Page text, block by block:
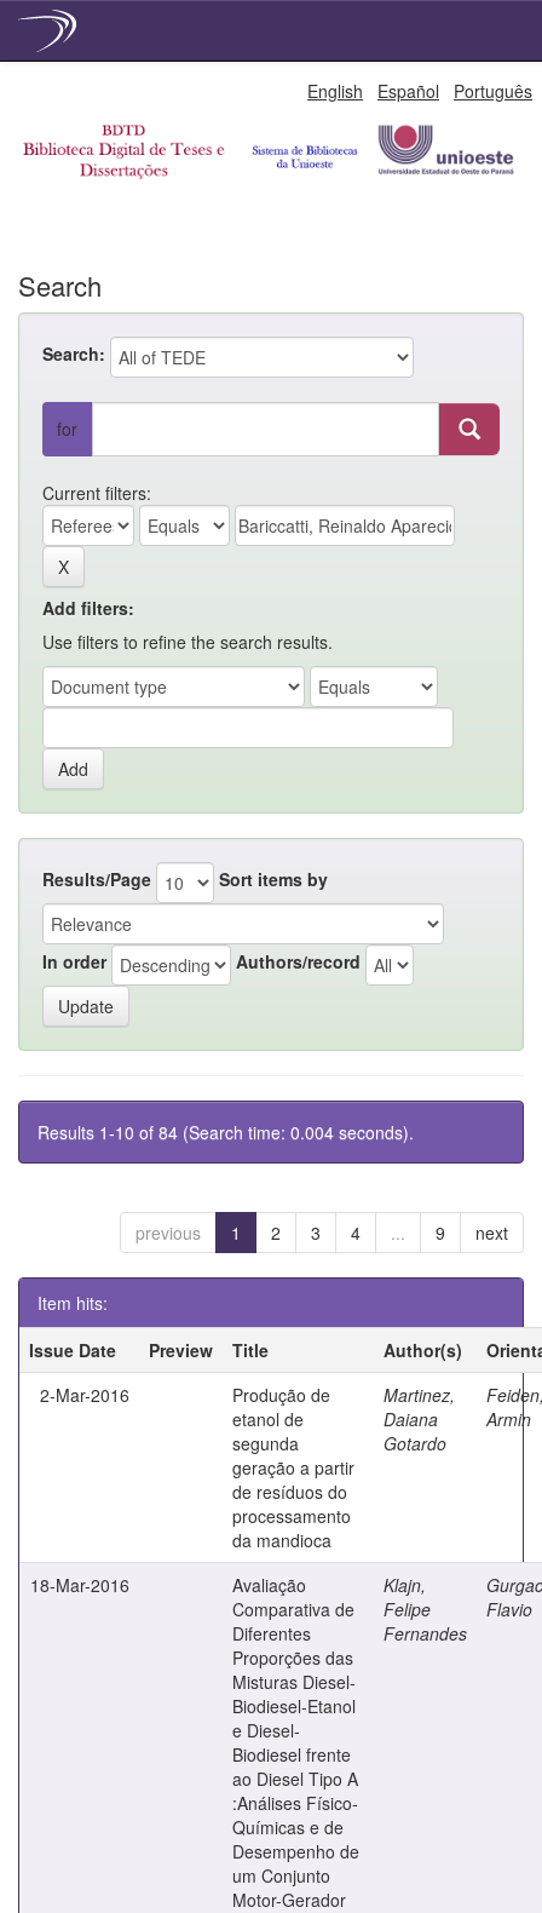
English Español Português
Search
Search:
for
Current filters:
Add filters:
Use filters to refine the search results.
Results/Page Sort items by
In order Authors/record
Results 1-10 of 84 (Search time: 0.004 seconds).
previous 1 2 3 4 ... 9 next
Item hits:
Issue Date
Preview Title Author(s)
2-Mar-2016
Produção de
etanol de
segunda
geração a partir
de resíduos do
processamento
da mandioca
Martinez,
Daiana
Gotardo
Armin
18-Mar-2016
Avaliação
Comparativa de
Diferentes
Proporções das
Misturas Diesel-
Biodiesel-Etanol
e Diesel-
Biodiesel frente
ao Diesel Tipo A
:Análises Físico-
Químicas e de
Desempenho de
um Conjunto
Motor-Gerador
Klajn,
Felipe
Fernandes
Flavio